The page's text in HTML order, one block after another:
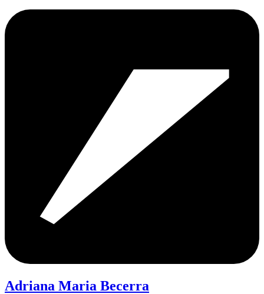
Adriana Maria Becerra